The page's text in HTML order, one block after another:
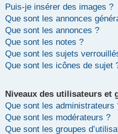
Puis-je insérer des images ?
Que sont les annonces
Que sont les annonces ?
Que sont les notes ?
Que sont les sujets
Que sont les icônes de sujet
Niveaux des utilisateurs et
Que sont les administrateurs
Que sont les modérateurs ?
Que sont les groupes